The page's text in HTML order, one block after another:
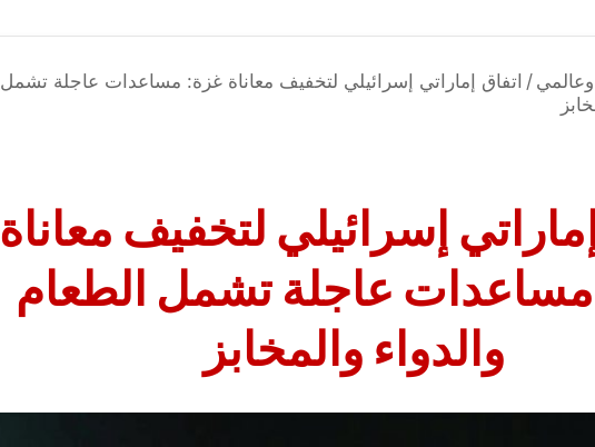
/ اتفاق إماراتي إسرائيلي لتخفيف معاناة غزة: مساعدات عاجلة تشمل
إسرائيلي لتخفيف معاناة
عاجلة تشمل الطعام
والدواء والمخابز